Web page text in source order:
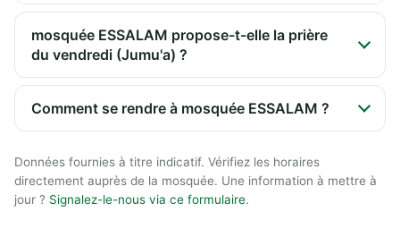
mosquée ESSALAM propose-t-elle la prière
du vendredi (Jumu'a) ?
Comment se rendre à mosquée ESSALAM ?
Données fournies à titre indicatif. Vérifiez les horaires
directement auprès de la mosquée. Une information à mettre à
jour ? Signalez-le-nous via ce formulaire.